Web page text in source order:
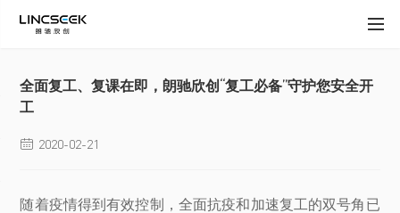
全面复工、复课在即，朗驰欣创“复工必备”守护您安全开
工
 2020-02-21
随着疫情得到有效控制，全面抗疫和加速复工的双号角已